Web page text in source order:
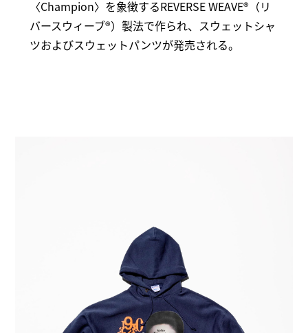
〈Champion〉を象徴するREVERSE WEAVE®（リ
バースウィーブ®）製法で作られ、スウェットシャ
ツおよびスウェットパンツが発売される。